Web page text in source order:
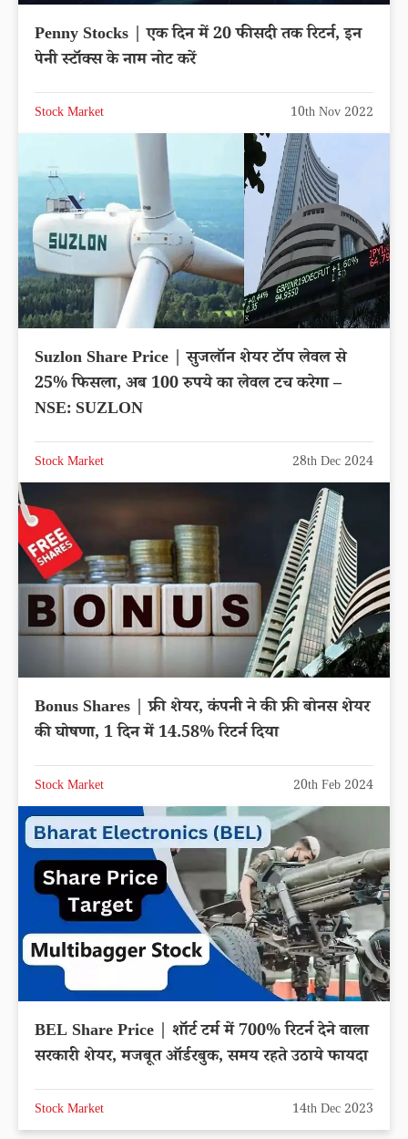
Penny Stocks | एक दिन में 20 फीसदी तक रिटर्न, इन
पेनी स्टॉक्स के नाम नोट करें
Stock Market 10th Nov 2022
Suzlon Share Price | सुजलॉन शेयर टॉप लेवल से
25% फिसला, अब 100 रुपये का लेवल टच करेगा –
NSE: SUZLON
Stock Market 28th Dec 2024
Bonus Shares | फ्री शेयर, कंपनी ने की फ्री बोनस शेयर
की घोषणा, 1 दिन में 14.58% रिटर्न दिया
Stock Market 20th Feb 2024
BEL Share Price | शॉर्ट टर्म में 700% रिटर्न देने वाला
सरकारी शेयर, मजबूत ऑर्डरबुक, समय रहते उठाये फायदा
Stock Market 14th Dec 2023